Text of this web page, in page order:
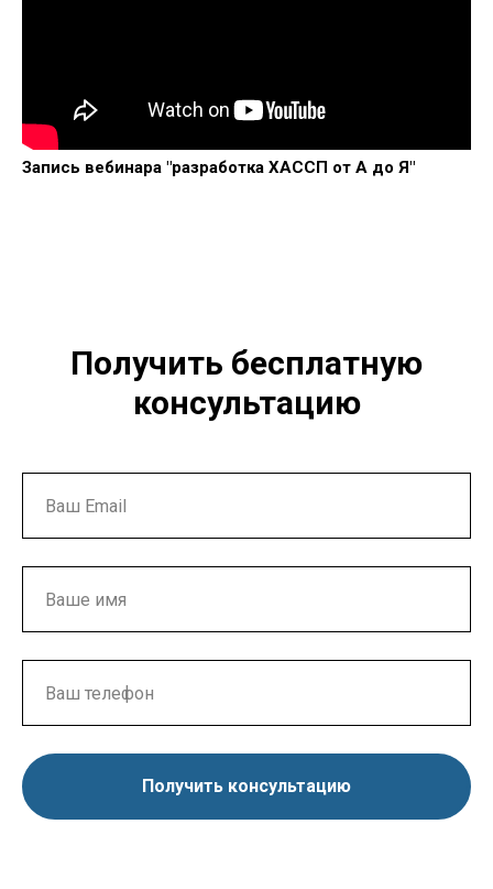
Запись вебинара "разработка ХАССП от А до Я"
Получить бесплатную
консультацию
Получить консультацию